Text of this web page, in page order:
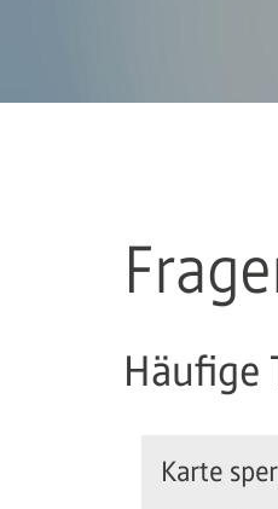
Häufige
Karte